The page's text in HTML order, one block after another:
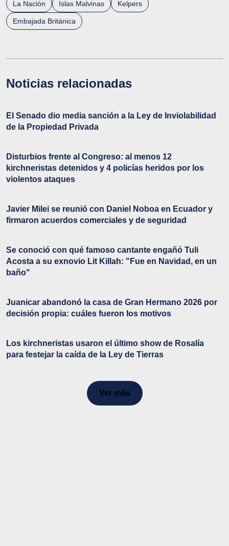
La Nación Islas Malvinas Kelpers
Embajada Británica
Noticias relacionadas
El Senado dio media sanción a la Ley de Inviolabilidad
de la Propiedad Privada
Disturbios frente al Congreso: al menos 12
kirchneristas detenidos y 4 policías heridos por los
violentos ataques
Javier Milei se reunió con Daniel Noboa en Ecuador y
firmaron acuerdos comerciales y de seguridad
Se conoció con qué famoso cantante engañó Tuli
Acosta a su exnovio Lit Killah: "Fue en Navidad, en un
baño"
Juanicar abandonó la casa de Gran Hermano 2026 por
decisión propia: cuáles fueron los motivos
Los kirchneristas usaron el último show de Rosalía
para festejar la caída de la Ley de Tierras
Ver más